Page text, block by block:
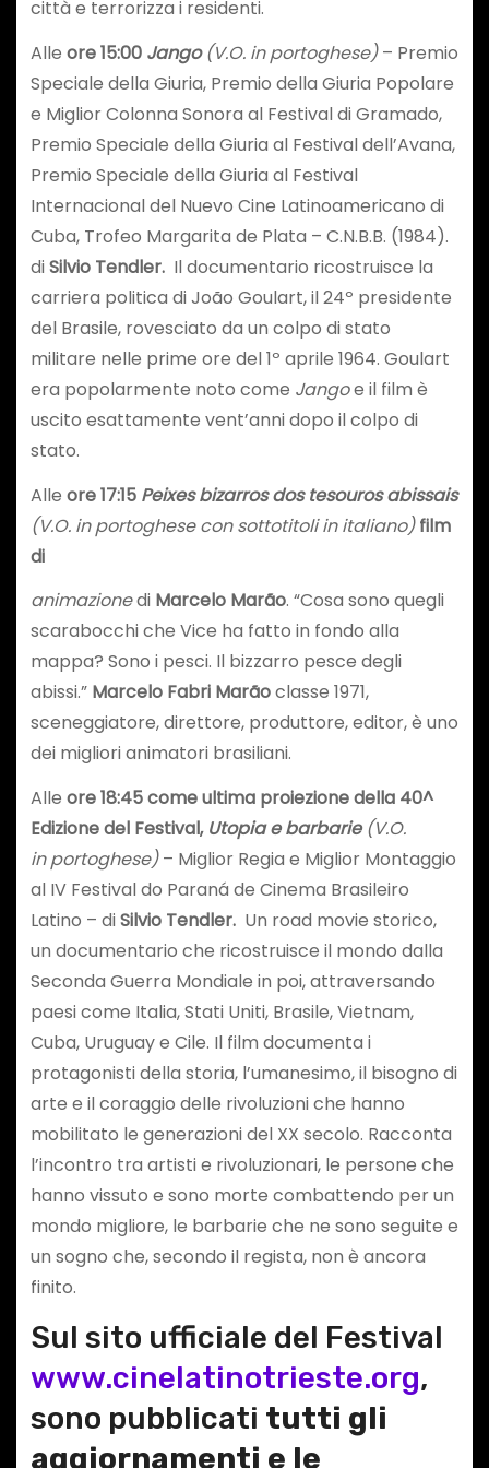
città e terrorizza i residenti.
Alle ore 15:00 Jango(V.O. in portoghese)– Premio
Speciale della Giuria, Premio della Giuria Popolare
e Miglior Colonna Sonora al Festival di Gramado,
Premio Speciale della Giuria al Festival dell’Avana,
Premio Speciale della Giuria al Festival
Internacional del Nuevo Cine Latinoamericano di
Cuba, Trofeo Margarita de Plata – C.N.B.B. (1984).
diSilvio Tendler. Il documentario ricostruisce la
carriera politica di João Goulart, il 24º presidente
del Brasile, rovesciato da un colpo di stato
militare nelle prime ore del 1º aprile 1964. Goulart
era popolarmente noto come Jangoe il film è
uscito esattamente vent’anni dopo il colpo di
stato.
Alle ore 17:15 Peixes bizarros dos tesouros abissais
(V.O. in portoghese con sottotitoli in italiano)film
di
animazionedi Marcelo Marão. “Cosa sono quegli
scarabocchi che Vice ha fatto in fondo alla
mappa? Sono i pesci. Il bizzarro pesce degli
abissi.” Marcelo Fabri Marãoclasse 1971,
sceneggiatore, direttore, produttore, editor, è uno
dei migliori animatori brasiliani.
Alle ore 18:45 come ultima proiezione della 40^
Edizione del Festival, Utopia e barbarie(V.O.
in portoghese)– Miglior Regia e Miglior Montaggio
al IV Festival do Paraná de Cinema Brasileiro
Latino – diSilvio Tendler. Un road movie storico,
un documentario che ricostruisce il mondo dalla
Seconda Guerra Mondiale in poi, attraversando
paesi come Italia, Stati Uniti, Brasile, Vietnam,
Cuba, Uruguay e Cile. Il film documenta i
protagonisti della storia, l’umanesimo, il bisogno di
arte e il coraggio delle rivoluzioni che hanno
mobilitato le generazioni del XX secolo. Racconta
l’incontro tra artisti e rivoluzionari, le persone che
hanno vissuto e sono morte combattendo per un
mondo migliore, le barbarie che ne sono seguite e
un sogno che, secondo il regista, non è ancora
finito.
Sul sito ufficiale del Festival
www.cinelatinotrieste.org,
sono pubblicati tutti gli
aggiornamenti e le